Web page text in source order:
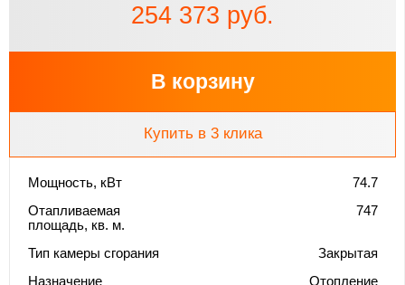
254 373 руб.
В корзину
Купить в 3 клика
Мощность, кВт
74.7
Отапливаемая
площадь, кв. м.
747
Тип камеры сгорания
Закрытая
Назначение
Отопление